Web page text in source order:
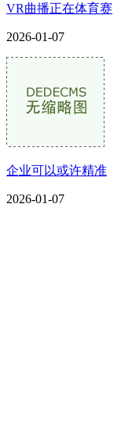
VR曲播正在体育赛
2026-01-07
企业可以或许精准
2026-01-07